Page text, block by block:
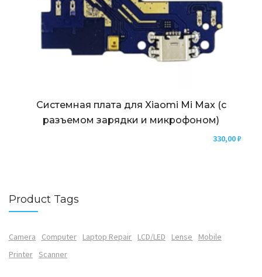
Системная плата для Xiaomi Mi Max (с
разъемом зарядки и микрофоном)
330,00₽
Product Tags
Camera Computer Laptop Repair LCD/LED Lense
Mobile
Printer Scanner